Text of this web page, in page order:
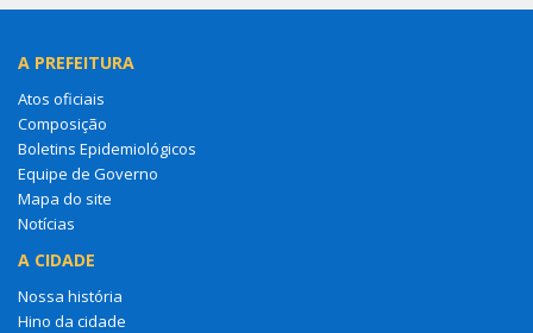
A PREFEITURA
Atos oficiais
Composição
Boletins Epidemiológicos
Equipe de Governo
Mapa do site
Notícias
A CIDADE
Nossa história
Hino da cidade